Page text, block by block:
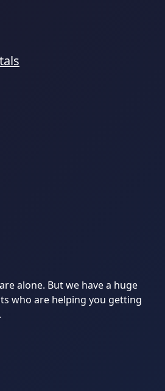
alone. But we have a huge
who are helping you getting